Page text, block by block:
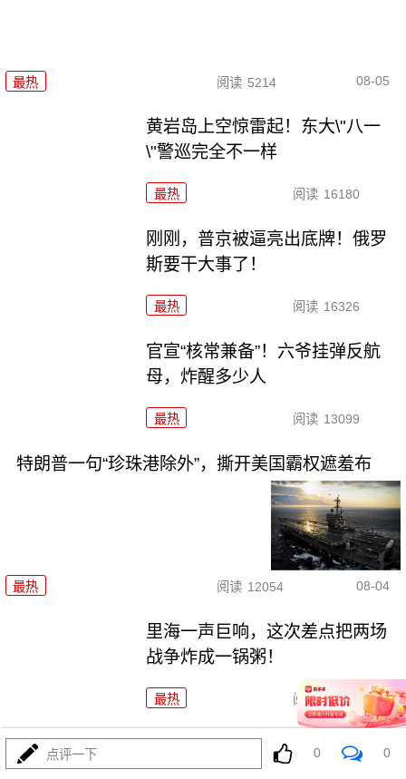
最热 阅读 5214 08-05
黄岩岛上空惊雷起！东大\"八一
\"警巡完全不一样
最热 阅读 16180
刚刚，普京被逼亮出底牌！俄罗
斯要干大事了！
最热 阅读 16326
官宣“核常兼备”！六爷挂弹反航
母，炸醒多少人
最热 阅读 13099
特朗普一句“珍珠港除外”，撕开美国霸权遮羞布
最热 阅读 12054 08-04
里海一声巨响，这次差点把两场
战争炸成一锅粥！
最热 阅读 9946
731！特高课还魂！高市早苗两把
火烧穿日本国运
点评一下 0 0